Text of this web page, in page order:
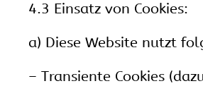
4.3 Einsatz von Cookies:
a) Diese Website nutzt
– Transiente Cookies